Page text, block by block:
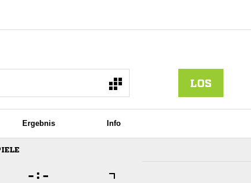
LOS
Ergebnis Info
 : 